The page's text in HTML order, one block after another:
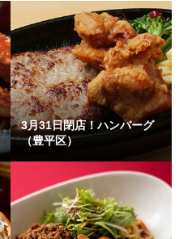
3月31日閉店！ハンバーグ
（豊平区）